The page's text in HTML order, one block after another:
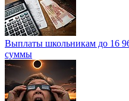
Выплаты школьникам до 16
суммы